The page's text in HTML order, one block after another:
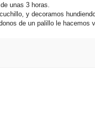
unas 3 horas.
y decoramos
de un palillo le hacemos